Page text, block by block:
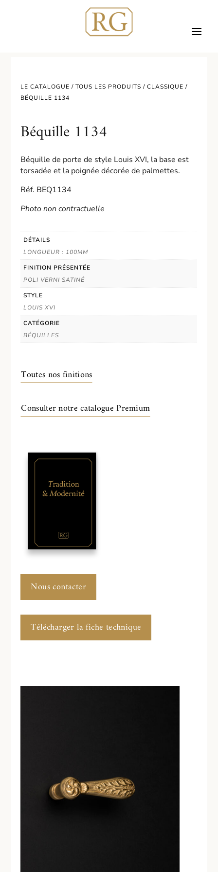
LE CATALOGUE /TOUS LES PRODUITS /CLASSIQUE /
BÉQUILLE 1134
Béquille 1134
Béquille de porte de style Louis XVI, la base est
torsadée et la poignée décorée de palmettes.
Réf. BEQ1134
Photo non contractuelle
DÉTAILS
LONGUEUR : 100MM
FINITION PRÉSENTÉE
POLI VERNI SATINÉ
STYLE
LOUIS XVI
CATÉGORIE
BÉQUILLES
Toutes nos finitions
Consulter notre catalogue Premium
Nous contacter
Télécharger la fiche technique